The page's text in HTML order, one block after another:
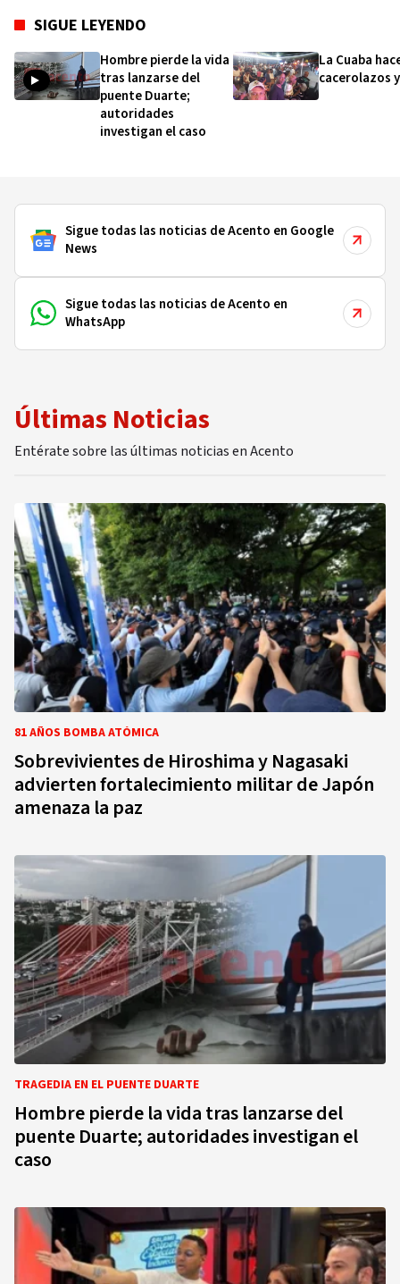
SIGUE LEYENDO
Hombre pierde la vida
tras lanzarse del
puente Duarte;
autoridades
investigan el caso
La Cuaba
cacerolazos
Sigue todas las noticias de Acento en Google
News
Sigue todas las noticias de Acento en
WhatsApp